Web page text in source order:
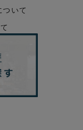
ついて